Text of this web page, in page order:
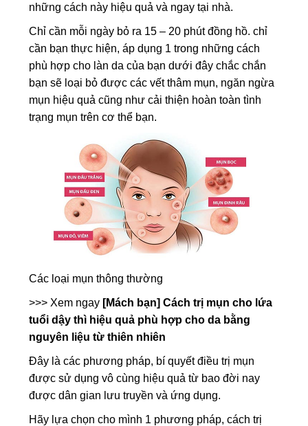
những cách này hiệu quả và ngay tại nhà.
Chỉ cần mỗi ngày bỏ ra 15 – 20 phút đồng hồ. chỉ
cần bạn thực hiện, áp dụng 1 trong những cách
phù hợp cho làn da của bạn dưới đây chắc chắn
bạn sẽ loại bỏ được các vết thâm mụn, ngăn ngừa
mụn hiệu quả cũng như cải thiện hoàn toàn tình
trạng mụn trên cơ thể bạn.
Các loại mụn thông thường
>>> Xem ngay [Mách bạn] Cách trị mụn cho lứa
tuổi dậy thì hiệu quả phù hợp cho da bằng
nguyên liệu từ thiên nhiên
Đây là các phương pháp, bí quyết điều trị mụn
được sử dụng vô cùng hiệu quả từ bao đời nay
được dân gian lưu truyền và ứng dụng.
Hãy lựa chọn cho mình 1 phương pháp, cách trị